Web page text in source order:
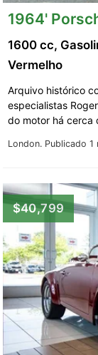
1964'
London. Publicado 1
1600 cc,
Vermelho
Arquivo histórico
especialistas
do motor há cerca
$40,799